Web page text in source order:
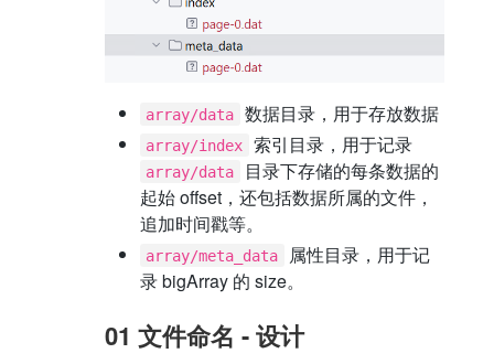
array/data 数据目录，用于存放数据
array/index 索引目录，用于记录
array/data
目录下存储的每条数据的
起始 offset，还包括数据所属的文件，
追加时间戳等。
array/meta_data
属性目录，用于记
录 bigArray 的 size。
01 文件命名 - 设计